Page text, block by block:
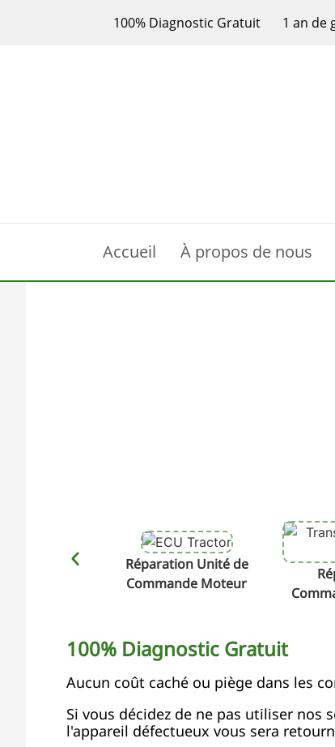
100% Diagnostic Gratuit 1 an de
Accueil À propos de nous
Réparation Unité de
Commande Moteur
100% Diagnostic Gratuit
Aucun coût caché ou piège dans les
Si vous décidez de ne pas utiliser nos
l'appareil défectueux vous sera